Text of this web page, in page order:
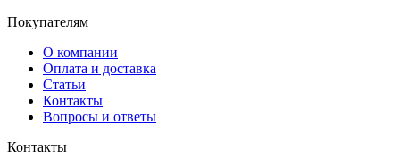
Покупателям
О компании
Оплата и доставка
Статьи
Контакты
Вопросы и ответы
Контакты